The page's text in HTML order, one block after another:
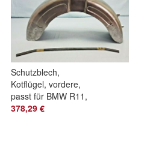
Schutzblech,
Kotflügel, vordere,
passt für BMW R11,
R16, R4 S I,
378,29 €